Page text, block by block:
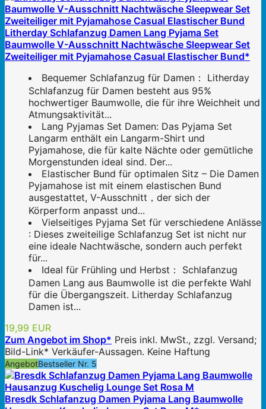
Litherday Schlafanzug Damen Lang Pyjama Set
Baumwolle V-Ausschnitt Nachtwäsche Sleepwear Set
Zweiteiliger mit Pyjamahose Casual Elastischer Bund*
Bequemer Schlafanzug für Damen： Litherday
Schlafanzug für Damen besteht aus 95%
hochwertiger Baumwolle, die für ihre Weichheit und
Atmungsaktivität...
Lang Pyjamas Set Damen: Das Pyjama Set
Langarm enthält ein Langarm-Shirt und
Pyjamahose, die für kalte Nächte oder gemütliche
Morgenstunden ideal sind. Der...
Elastischer Bund für optimalen Sitz – Die Damen
Pyjamahose ist mit einem elastischen Bund
ausgestattet, V-Ausschnitt，der sich der
Körperform anpasst und...
Vielseitiges Pyjama Set für verschiedene Anlässe
: Dieses zweiteilige Schlafanzug Set ist nicht nur
eine ideale Nachtwäsche, sondern auch perfekt
für...
Ideal für Frühling und Herbst： Schlafanzug
Damen Lang aus Baumwolle ist die perfekte Wahl
für die Übergangszeit. Litherday Schlafanzug
Damen ist...
19,99 EUR
Zum Angebot im Shop* Preis inkl. MwSt., zzgl. Versand;
Bild-Link* Verkäufer-Aussagen. Keine Haftung
AngebotBestseller Nr. 5
Bresdk Schlafanzug Damen Pyjama Lang Baumwolle